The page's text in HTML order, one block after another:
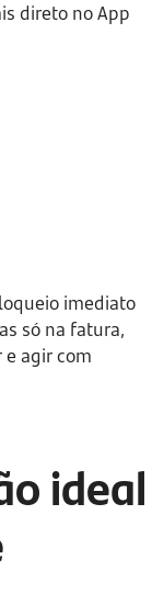
direto no App
imediato
só na fatura,
agir com
ideal